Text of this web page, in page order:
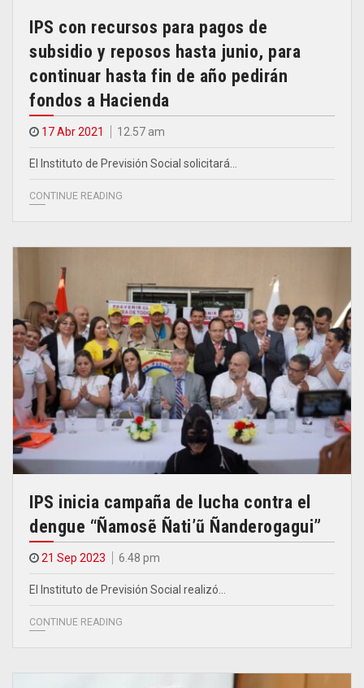
IPS con recursos para pagos de
subsidio y reposos hasta junio, para
continuar hasta fin de año pedirán
fondos a Hacienda
17 Abr 2021 12.57 am
El Instituto de Previsión Social solicitará…
CONTINUE READING
IPS inicia campaña de lucha contra el
dengue “Ñamosẽ Ñati’ũ Ñanderogagui”
21 Sep 2023 6.48 pm
El Instituto de Previsión Social realizó…
CONTINUE READING